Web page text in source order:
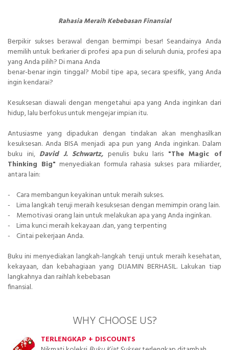
Rahasia Meraih Kebebasan Finansial
Berpikir sukses berawal dengan bermimpi besar! Seandainya Anda
memilih untuk berkarier di profesi apa pun di seluruh dunia, profesi apa
yang Anda pilih? Di mana Anda
benar-benar ingin tinggal? Mobil tipe apa, secara spesifik, yang Anda
ingin kendarai?
Kesuksesan diawali dengan mengetahui apa yang Anda inginkan dari
hidup, lalu berfokus untuk mengejar impian itu.
Antusiasme yang dipadukan dengan tindakan akan menghasilkan
kesuksesan. Anda BISA menjadi apa pun yang Anda inginkan. Dalam
buku ini, David J. Schwartz, penulis buku laris "The Magic of
Thinking Big" menyediakan formula rahasia sukses para miliarder,
antara lain:
- Cara membangun keyakinan untuk meraih sukses.
- Lima langkah teruji meraih kesuksesan dengan memimpin orang lain.
- Memotivasi orang lain untuk melakukan apa yang Anda inginkan.
- Lima kunci meraih kekayaan .dan, yang terpenting
- Cintai pekerjaan Anda.
Buku ini menyediakan langkah-langkah teruji untuk meraih kesehatan,
kekayaan, dan kebahagiaan yang DIJAMIN BERHASIL. Lakukan tiap
langkahnya dan raihlah kebebasan
finansial.
WHY CHOOSE US?
TERLENGKAP + DISCOUNTS